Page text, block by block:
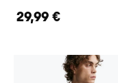
29,99 €